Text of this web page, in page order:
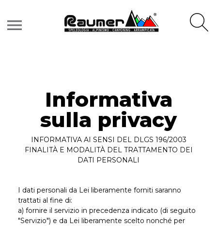
menu
Informativa
sulla privacy
INFORMATIVA AI SENSI DEL DLGS 196/2003
FINALITÀ E MODALITÀ DEL TRATTAMENTO DEI
DATI PERSONALI
I dati personali da Lei liberamente forniti saranno
trattati al fine di:
a) fornire il servizio in precedenza indicato (di seguito
"Servizio") e da Lei liberamente scelto nonché per